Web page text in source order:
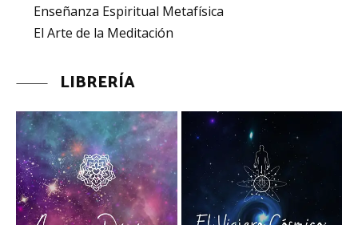
Enseñanza Espiritual Metafísica
El Arte de la Meditación
LIBRERÍA